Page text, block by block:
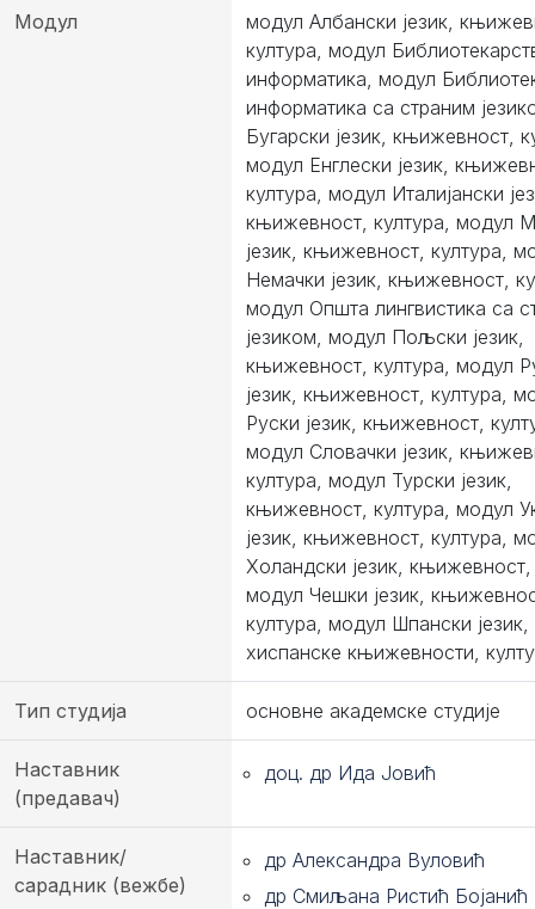
Модул
модул Албански језик,
култура, модул
информатика, модул
информатика са страним
Бугарски језик, књижевност,
модул Енглески језик,
култура, модул Италијански
књижевност, култура, модул
језик, књижевност, култура,
Немачки језик, књижевност,
модул Општа лингвистика са
језиком, модул Пољски језик,
књижевност, култура, модул
језик, књижевност, култура,
Руски језик, књижевност,
модул Словачки језик,
култура, модул Турски језик,
књижевност, култура, модул
језик, књижевност, култура,
Холандски језик, књижевност,
модул Чешки језик,
култура, модул Шпански језик,
хиспанске књижевности,
Тип студија основне академске студије
Наставник
(предавач)
доц. др Ида Јовић
Наставник/
сарадник (вежбе)
др Александра Вуловић
др Смиљана Ристић Бојанић